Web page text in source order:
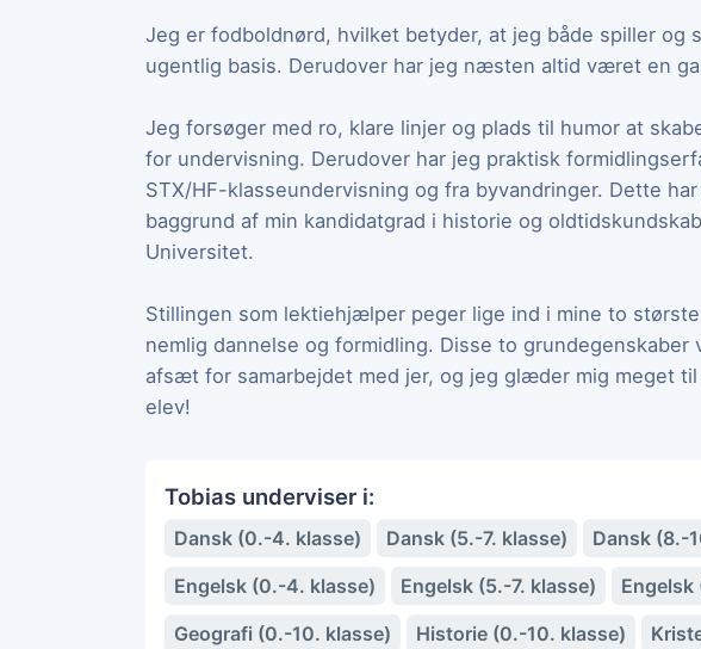
Jeg er fodboldnørd, hvilket betyder, at jeg både spiller og
ugentlig basis. Derudover har jeg næsten altid været en
Jeg forsøger med ro, klare linjer og plads til humor at
for undervisning. Derudover har jeg praktisk
STX/HF-klasseundervisning og fra byvandringer. Dette
baggrund af min kandidatgrad i historie og
Universitet.
Stillingen som lektiehjælper peger lige ind i mine to
nemlig dannelse og formidling. Disse to
afsæt for samarbejdet med jer, og jeg glæder mig meget
elev!
Tobias underviser i:
Dansk (0.-4. klasse) Dansk (5.-7. klasse)
Dansk (8.-
Engelsk (0.-4. klasse)
Engelsk (5.-7. klasse)
Engelsk
Geografi (0.-10. klasse)
Historie (0.-10. klasse)